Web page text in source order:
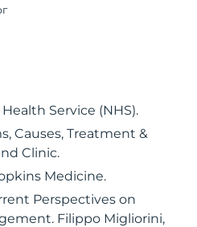
Service (NHS).
Causes, Treatment &
Clinic.
Medicine.
Perspectives on
Filippo Migliorini,